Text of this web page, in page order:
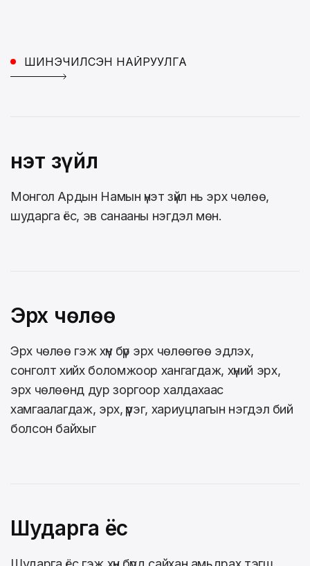
ШИНЭЧИЛСЭН НАЙРУУЛГА
Үнэт зүйл
Монгол Ардын Намын үнэт зүйл нь эрх чөлөө,
шударга ёс, эв санааны нэгдэл мөн.
Эрх чөлөө
Эрх чөлөө гэж хүн бүр эрх чөлөөгөө эдлэх,
сонголт хийх боломжоор хангагдаж, хүний эрх,
эрх чөлөөнд дур зоргоор халдахаас
хамгаалагдаж, эрх, үүрэг, хариуцлагын нэгдэл бий
болсон байхыг
Шударга ёс